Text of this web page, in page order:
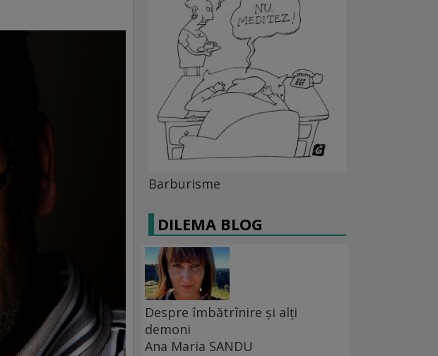
Barburisme
DILEMA BLOG
Despre îmbătrînire și alți
demoni
Ana Maria SANDU